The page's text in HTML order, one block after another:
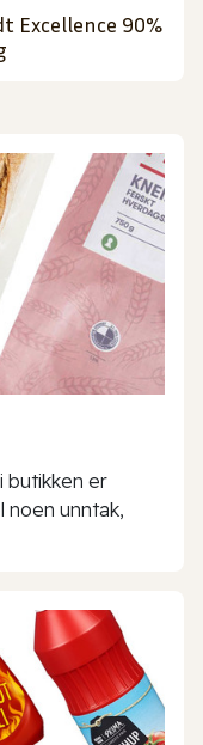
Excellence 90%
butikken er
noen unntak,